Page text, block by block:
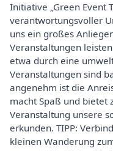
Initiative „Green Event
verantwortungsvoller
uns ein großes
Veranstaltungen
etwa durch eine
Veranstaltungen sind
angenehm ist die
macht Spaß und bietet
Veranstaltung unsere
erkunden. TIPP:
kleinen Wanderung